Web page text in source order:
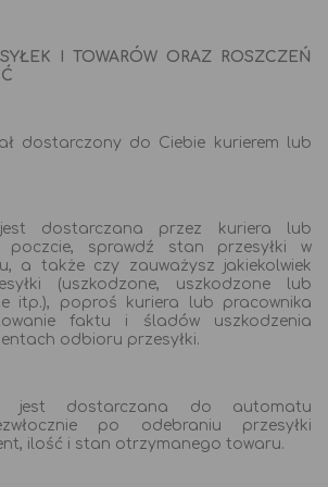
I TOWARÓW ORAZ ROSZCZEŃ
dostarczony do Ciebie kurierem lub
dostarczana przez kuriera lub
sprawdź stan przesyłki w
a także czy zauważysz jakiekolwiek
(uszkodzone, uszkodzone lub
itp.), poproś kuriera lub pracownika
faktu i śladów uszkodzenia
odbioru przesyłki.
jest dostarczana do automatu
po odebraniu przesyłki
ilość i stan otrzymanego towaru.